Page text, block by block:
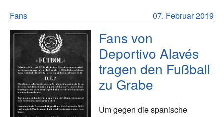
07. Februar 2019
Fans
Fans von
Deportivo Alavés
tragen den Fußball
zu Grabe
Um gegen die spanische